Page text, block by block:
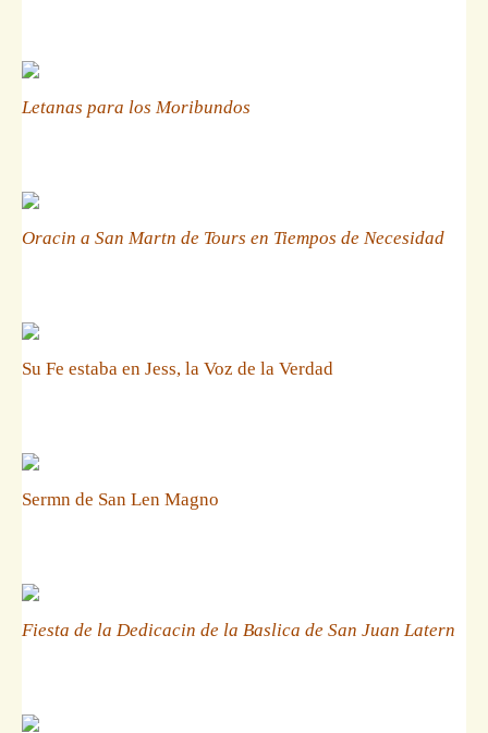
Letanas para los Moribundos
Oracin a San Martn de Tours en Tiempos de Necesidad
Su Fe estaba en Jess, la Voz de la Verdad
Sermn de San Len Magno
Fiesta de la Dedicacin de la Baslica de San Juan Latern